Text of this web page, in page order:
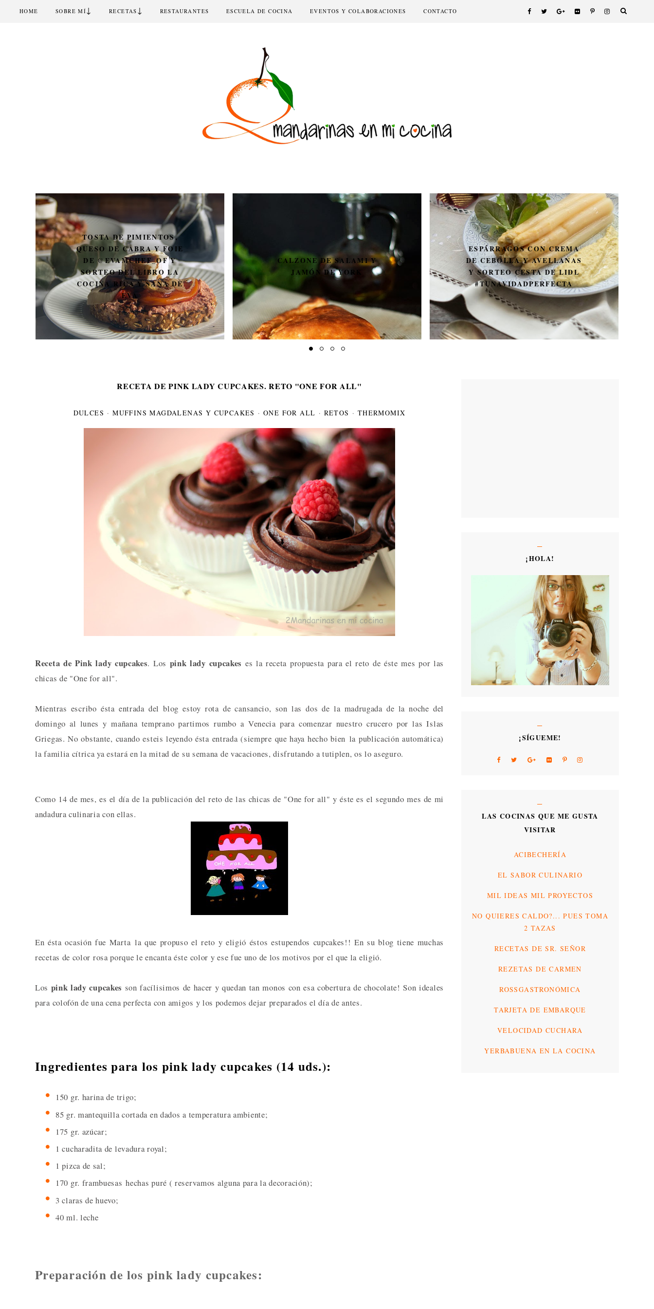
HOME SOBRE MÍ↓ RECETAS ↓ RESTAURANTES ESCUELA DE COCINA EVENTOS Y COLABORACIONES CONTACTO
CALZONE DE SALAMI Y
JAMÓN DE YORK
ESPÁRRAGOS CON CREMA
DE CEBOLLA Y AVELLANAS
Y SORTEO CESTA DE LIDL
#TUNAVIDADPERFECTA
UN MÍNIMO PARÉNTESIS
RECETA DE PINK LADY CUPCAKES. RETO "ONE FOR ALL"
DULCES ·MUFFINS MAGDALENAS Y CUPCAKES · ONE FOR ALL · RETOS · THERMOMIX
Receta de Pink lady cupcakes. Los pink lady cupcakes es la receta propuesta para el reto de éste mes por las
chicas de "One for all".
Mientras escribo ésta entrada del blog estoy rota de cansancio, son las dos de la madrugada de la noche del
domingo al lunes y mañana temprano partimos rumbo a Venecia para comenzar nuestro crucero por las Islas
Griegas. No obstante, cuando esteis leyendo ésta entrada (siempre que haya hecho bien la publicación automática)
la familia cítrica ya estará en la mitad de su semana de vacaciones, disfrutando a tutiplen, os lo aseguro.
Como 14 de mes, es el día de la publicación del reto de las chicas de "One for all" y éste es el segundo mes de mi
andadura culinaria con ellas.
En ésta ocasión fue Marta la que propuso el reto y eligió éstos estupendos cupcakes!! En su blog tiene muchas
recetas de color rosa porque le encanta éste color y ese fue uno de los motivos por el que la eligió.
Los pink lady cupcakes son facílisimos de hacer y quedan tan monos con esa cobertura de chocolate! Son ideales
para colofón de una cena perfecta con amigos y los podemos dejar preparados el día de antes.
Ingredientes para los pink lady cupcakes (14 uds.):
150 gr. harina de trigo;
85 gr. mantequilla cortada en dados a temperatura ambiente;
175 gr. azúcar;
1 cucharadita de levadura royal;
1 pizca de sal;
170 gr. frambuesas hechas puré ( reservamos alguna para la decoración);
3 claras de huevo;
40 ml. leche
Preparación de los pink lady cupcakes:
¡HOLA!
¡SÍGUEME!
LAS COCINAS QUE ME GUSTA
VISITAR
ACIBECHERÍA
EL SABOR CULINARIO
MIL IDEAS MIL PROYECTOS
NO QUIERES CALDO?... PUES TOMA
2 TAZAS
RECETAS DE SR. SEÑOR
REZETAS DE CARMEN
ROSSGASTRONÓMICA
TARJETA DE EMBARQUE
VELOCIDAD CUCHARA
YERBABUENA EN LA COCINA